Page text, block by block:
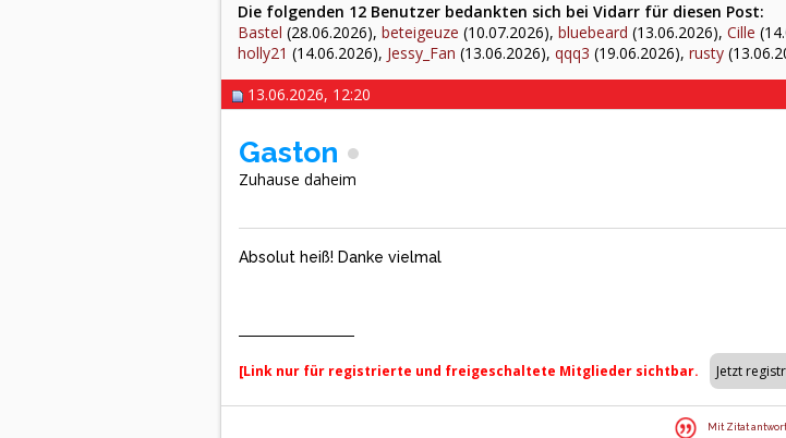
Die folgenden 12 Benutzer bedankten sich bei Vidarr für diesen Post:
Bastel (28.06.2026), beteigeuze (10.07.2026), bluebeard (13.06.2026), Cille
holly21 (14.06.2026), Jessy_Fan (13.06.2026), qqq3 (19.06.2026), rusty
13.06.2026, 12:20
Gaston
Zuhause daheim
Absolut heiß! Danke vielmal
[Link nur für registrierte und freigeschaltete Mitglieder sichtbar.
Mit Zitat